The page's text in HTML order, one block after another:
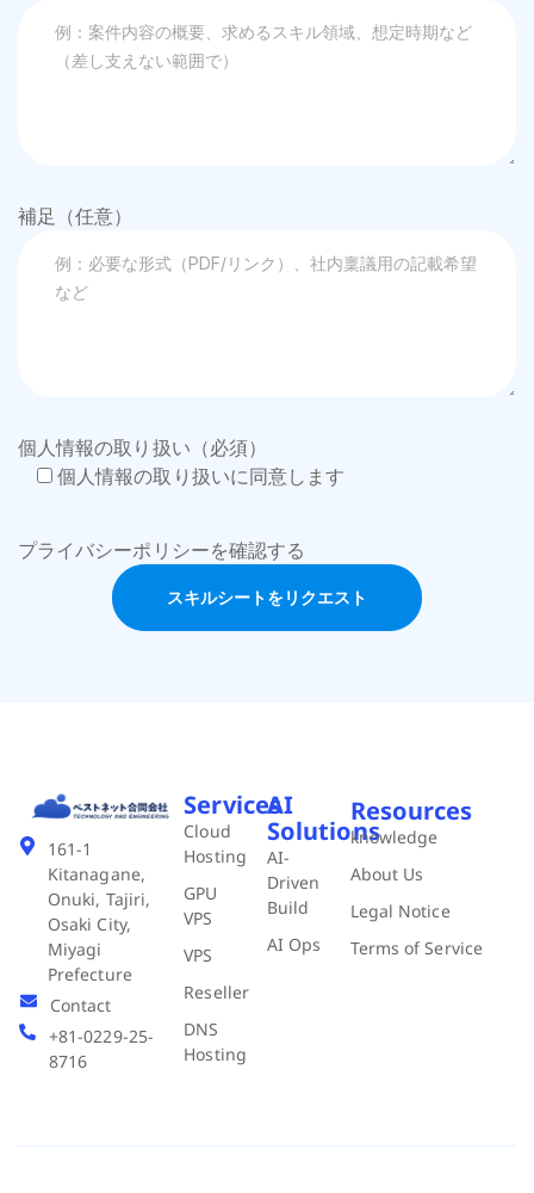
補足（任意）
個人情報の取り扱い（必須）
個人情報の取り扱いに同意します
プライバシーポリシーを確認する
161-1
Kitanagane,
Onuki, Tajiri,
Osaki City,
Miyagi
Prefecture
Contact
+81-0229-25-
8716
Services
Cloud
Hosting
GPU
VPS
VPS
Reseller
DNS
Hosting
AI
Solutions
AI-
Driven
Build
AI Ops
Resources
knowledge
About Us
Legal Notice
Terms of Service